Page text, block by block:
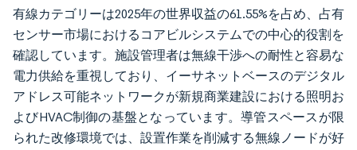
有線カテゴリーは2025年の世界収益の61.55%を占め、占有
センサー市場におけるコアビルシステムでの中心的役割を
確認しています。施設管理者は無線干渉への耐性と容易な
電力供給を重視しており、イーサネットベースのデジタル
アドレス可能ネットワークが新規商業建設における照明お
よびHVAC制御の基盤となっています。導管スペースが限
られた改修環境では、設置作業を削減する無線ノードが好